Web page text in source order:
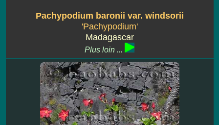
Pachypodium baronii var. windsorii
'Pachypodium'
Madagascar
Plus loin ...